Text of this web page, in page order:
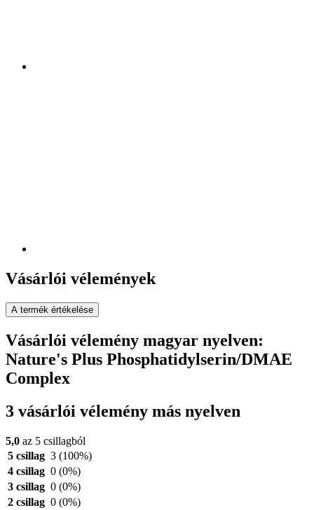
Vásárlói vélemények
A termék értékelése
Vásárlói vélemény magyar nyelven:
Nature's Plus Phosphatidylserin/DMAE
Complex
3 vásárlói vélemény más nyelven
5,0 az 5 csillagból
5 csillag 3 (100%)
4 csillag 0 (0%)
3 csillag 0 (0%)
2 csillag 0 (0%)